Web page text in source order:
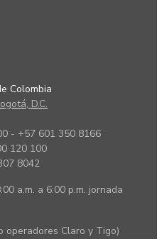
Colombia
D.C.
- +57 601 350 8166
120 100
8042
a.m. a 6:00 p.m. jornada
operadores Claro y Tigo)